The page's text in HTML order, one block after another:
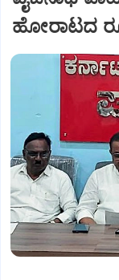
ಹೋರಾಟದ